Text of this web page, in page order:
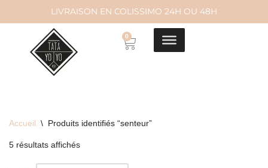
contenu
LIVRAISON EN COLISSIMO 24H OU 48H
0
Accueil \ Produits identifiés “senteur”
5 résultats affichés